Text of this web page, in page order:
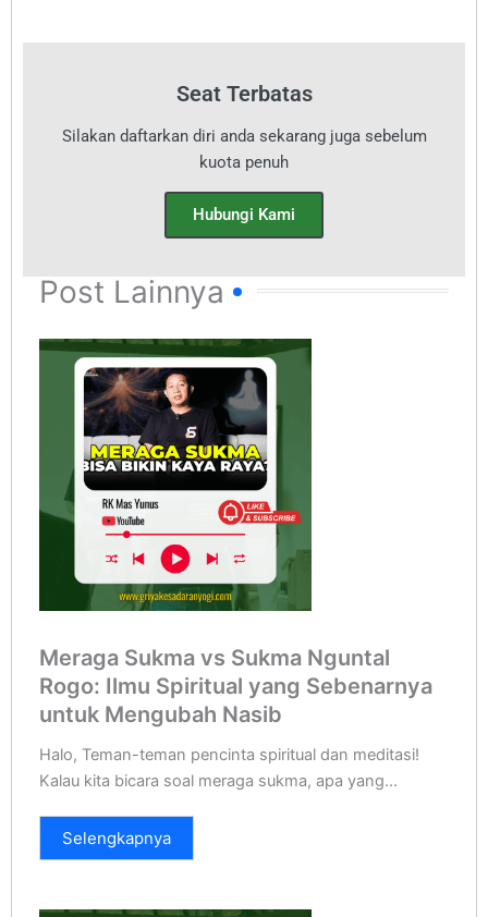
Seat Terbatas
Silakan daftarkan diri anda sekarang juga sebelum
kuota penuh
Hubungi Kami
Post Lainnya
Meraga Sukma vs Sukma Nguntal
Rogo: Ilmu Spiritual yang Sebenarnya
untuk Mengubah Nasib
Halo, Teman-teman pencinta spiritual dan meditasi!
Kalau kita bicara soal meraga sukma, apa yang...
Selengkapnya